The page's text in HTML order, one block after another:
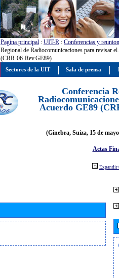
Pagína principal : UIT-R : Conferencias y
Regional de Radiocomunicaciones para revisar
(CRR-06-Rev.GE89)
Conferencia
Acuerdo GE89
(Ginebra, Suiza, 15 de
Actas
Expandir
Sectores de la UIT Sala de prensa